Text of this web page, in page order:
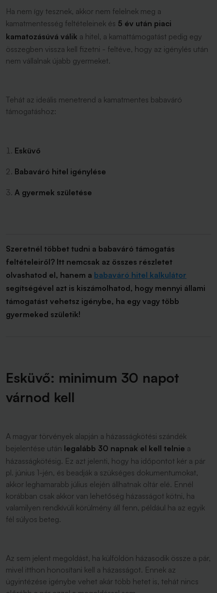
Ha nem így tesznek, akkor nem felelnek meg a
kamatmentesség feltételeinek és 5 év után piaci
kamatozásúvá válik a hitel, a kamattámogatást pedig egy
összegben vissza kell fizetni - feltéve, hogy az igénylés után
nem vállalnak újabb gyermeket.
Tehát az ideális menetrend a kamatmentes babaváró
támogatáshoz:
Esküvő
Babaváró hitel igénylése
A gyermek születése
Szeretnél többet tudni a babaváró támogatás
feltételeiről? Itt nemcsak az összes részletet
olvashatod el, hanem a babaváró hitel kalkulátor
segítségével azt is kiszámolhatod, hogy mennyi állami
támogatást vehetsz igénybe, ha egy vagy több
gyermeked születik!
Esküvő: minimum 30 napot
várnod kell
A magyar törvények alapján a házasságkötési szándék
bejelentése után legalább 30 napnak el kell telnie a
házasságkötésig. Ez azt jelenti, hogy ha időpontot kér a pár
pl. június 1-jén, és beadják a szükséges dokumentumokat,
akkor leghamarabb július elején állhatnak oltár elé. Ennél
korábban csak akkor van lehetőség házasságot kötni, ha
valamilyen rendkívüli körülmény áll fenn, például ha az egyik
fél súlyos beteg.
Az sem jelent megoldást, ha külföldön házasodik össze a pár,
mivel itthon honosítani kell a házasságot. Ennek az
ügyintézése igénybe vehet akár több hetet is, tehát nincs